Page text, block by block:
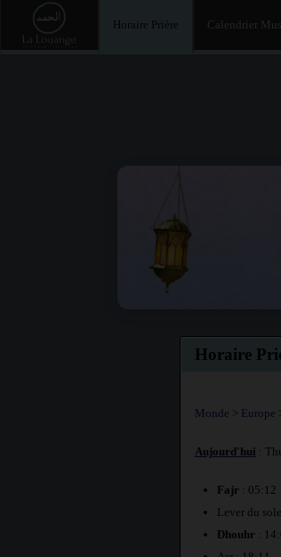
Horaire Prière Calendrier
Horaire
Monde > Europe
Aujourd'hui :
Fajr : 05:12
Lever du
Dhouhr :